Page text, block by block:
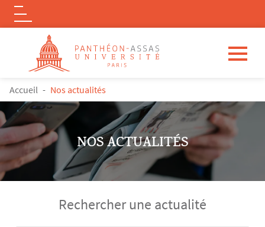
Aller au contenu principal
Logo
FIL D'ARIANE
Accueil Nos actualités
NOS ACTUALITÉS
Rechercher une actualité